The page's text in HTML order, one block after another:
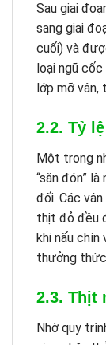
Sau giai
sang giai
cuối) và
loại ngũ
lớp mỡ vân,
2.2. Tỷ
Một trong
“săn đón”
đối. Các
thịt đỏ đều
khi nấu chín
thưởng
2.3. Thịt
Nhờ quy